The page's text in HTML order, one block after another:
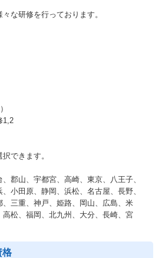
な研修を行っております。
1,2
できます。
郡山、宇都宮、高崎、東京、八王子、
小田原、静岡、浜松、名古屋、長野、
、三重、神戸、姫路、岡山、広島、米
松、福岡、北九州、大分、長崎、宮
格